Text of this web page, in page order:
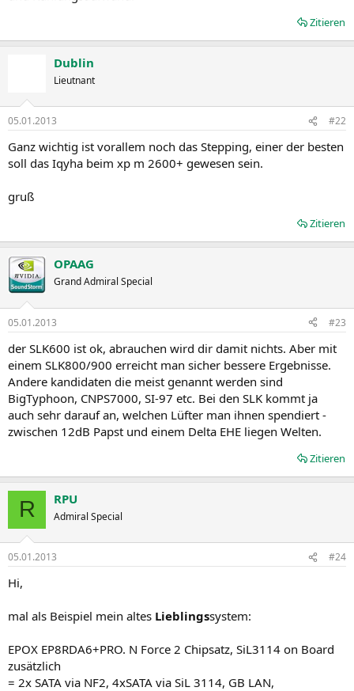
Zitieren
Dublin
Lieutnant
05.01.2013 #22
Ganz wichtig ist vorallem noch das Stepping, einer der besten
soll das Iqyha beim xp m 2600+ gewesen sein.
gruß
Zitieren
OPAAG
Grand Admiral Special
05.01.2013 #23
der SLK600 ist ok, abrauchen wird dir damit nichts. Aber mit
einem SLK800/900 erreicht man sicher bessere Ergebnisse.
Andere kandidaten die meist genannt werden sind
BigTyphoon, CNPS7000, SI-97 etc. Bei den SLK kommt ja
auch sehr darauf an, welchen Lüfter man ihnen spendiert -
zwischen 12dB Papst und einem Delta EHE liegen Welten.
Zitieren
R RPU
Admiral Special
05.01.2013 #24
Hi,
mal als Beispiel mein altes Lieblingssystem:
EPOX EP8RDA6+PRO. N Force 2 Chipsatz, SiL3114 on Board
zusätzlich
= 2x SATA via NF2, 4xSATA via SiL 3114, GB LAN,